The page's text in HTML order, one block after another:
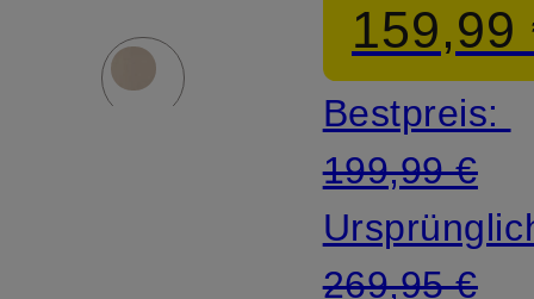
159,99
Bestpreis:
199,99 €
269,95 €